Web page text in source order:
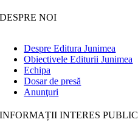
DESPRE NOI
Despre Editura Junimea
Obiectivele Editurii Junimea
Echipa
Dosar de presă
Anunţuri
INFORMAȚII INTERES PUBLIC